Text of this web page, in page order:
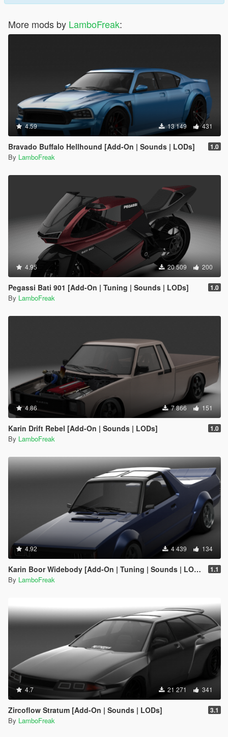
More mods by LamboFreak:
4.59 13 149 431
Bravado Buffalo Hellhound [Add-On | Sounds | LODs] 1.0
By LamboFreak
4.95 20 509 200
Pegassi Bati 901 [Add-On | Tuning | Sounds | LODs] 1.0
By LamboFreak
4.86 7 866 151
Karin Drift Rebel [Add-On | Sounds | LODs] 1.0
By LamboFreak
4.92 4 439 134
Karin Boor Widebody [Add-On | Tuning | Sounds | LODs] 1.1
By LamboFreak
4.7 21 271 341
Zircoflow Stratum [Add-On | Sounds | LODs] 3.1
By LamboFreak